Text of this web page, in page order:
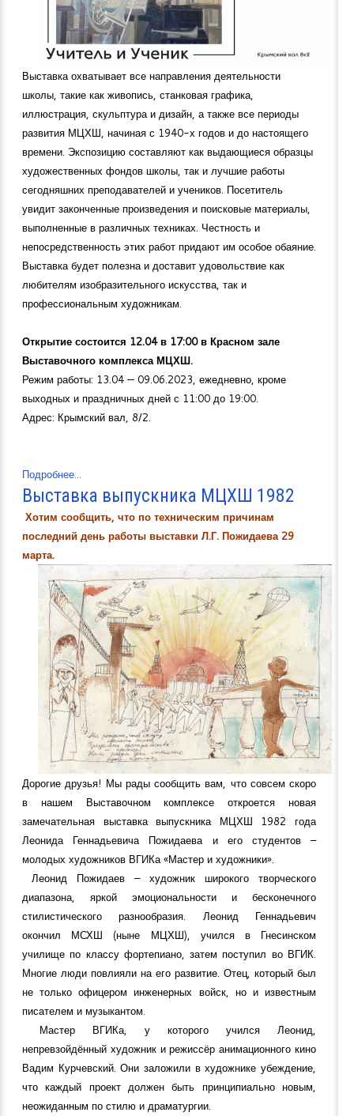
Выставка охватывает все направления деятельности
школы, такие как живопись, станковая графика,
иллюстрация, скульптура и дизайн, а также все периоды
развития МЦХШ, начиная с 1940-х годов и до настоящего
времени. Экспозицию составляют как выдающиеся образцы
художественных фондов школы, так и лучшие работы
сегодняшних преподавателей и учеников. Посетитель
увидит законченные произведения и поисковые материалы,
выполненные в различных техниках. Честность и
непосредственность этих работ придают им особое обаяние.
Выставка будет полезна и доставит удовольствие как
любителям изобразительного искусства, так и
профессиональным художникам.
Открытие состоится 12.04 в 17:00 в Красном зале
Выставочного комплекса МЦХШ.
Режим работы: 13.04 — 09.06.2023, ежедневно, кроме
выходных и праздничных дней с 11:00 до 19:00.
Адрес: Крымский вал, 8/2.
Подробнее...
Выставка выпускника МЦХШ 1982
Хотим сообщить, что по техническим причинам
последний день работы выставки Л.Г. Пожидаева 29
марта.
Дорогие друзья! Мы рады сообщить вам, что совсем скоро
в нашем Выставочном комплексе откроется новая
замечательная выставка выпускника МЦХШ 1982 года
Леонида Геннадьевича Пожидаева и его студентов –
молодых художников ВГИКа «Мастер и художники».
Леонид Пожидаев – художник широкого творческого
диапазона, яркой эмоциональности и бесконечного
стилистического разнообразия. Леонид Геннадьевич
окончил МСХШ (ныне МЦХШ), учился в Гнесинском
училище по классу фортепиано, затем поступил во ВГИК.
Многие люди повлияли на его развитие. Отец, который был
не только офицером инженерных войск, но и известным
писателем и музыкантом.
Мастер ВГИКа, у которого учился Леонид,
непревзойдённый художник и режиссёр анимационного кино
Вадим Курчевский. Они заложили в художнике убеждение,
что каждый проект должен быть принципиально новым,
неожиданным по стилю и драматургии.